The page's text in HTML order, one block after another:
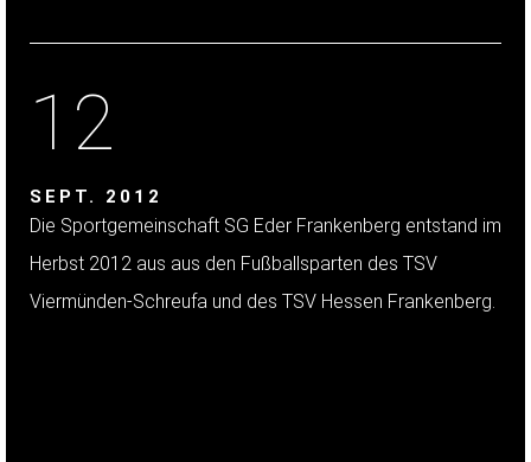
Die Sportgemeinschaft SG Eder Frankenberg entstand im
Herbst 2012 aus aus den Fußballsparten des TSV
Viermünden-Schreufa und des TSV Hessen Frankenberg.
12
SEPT. 2012